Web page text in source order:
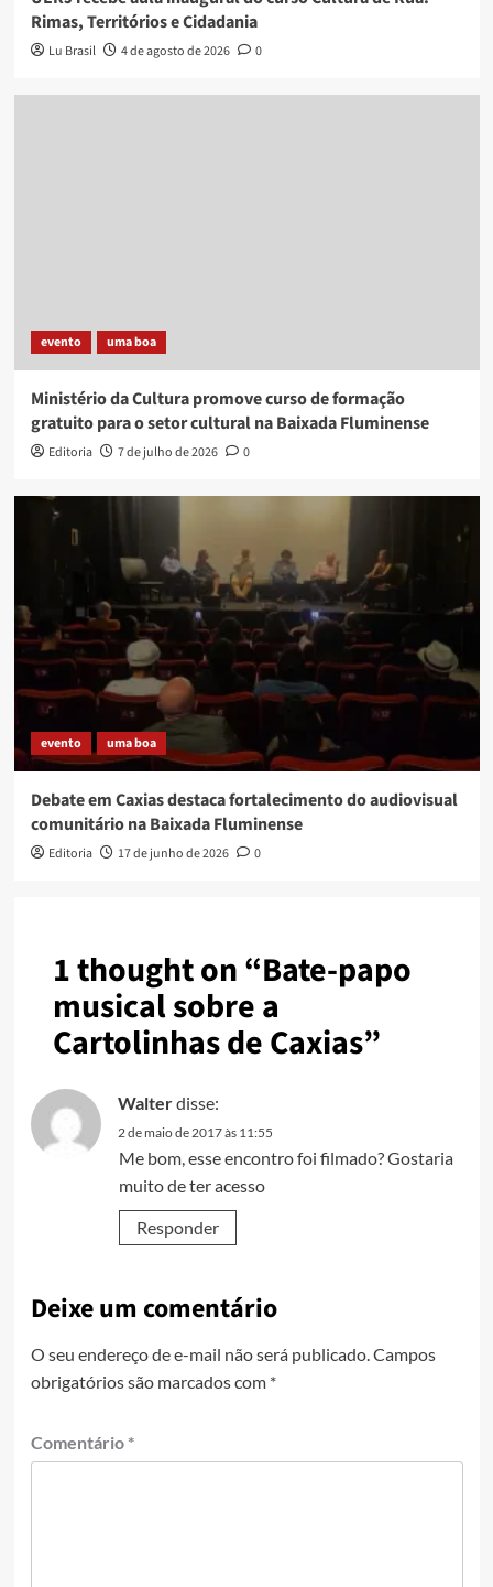
Rimas, Territórios e Cidadania
Lu Brasil 4 de agosto de 2026 0
evento uma boa
Ministério da Cultura promove curso de formação
gratuito para o setor cultural na Baixada Fluminense
Editoria 7 de julho de 2026 0
evento uma boa
Debate em Caxias destaca fortalecimento do audiovisual
comunitário na Baixada Fluminense
Editoria 17 de junho de 2026 0
1 thought on “Bate-papo
musical sobre a
Cartolinhas de Caxias”
Walterdisse:
2 de maio de 2017 às 11:55
Me bom, esse encontro foi filmado? Gostaria
muito de ter acesso
Responder
Deixe um comentário
O seu endereço de e-mail não será publicado.Campos
obrigatórios são marcados com *
Comentário *